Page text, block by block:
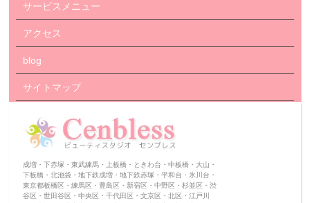
サービスメニュー
アクセス
blog
サイトマップ
成増・下赤塚・東武練馬・上板橋・ときわ台・中板橋・大山・
下板橋・北池袋・地下鉄成増・地下鉄赤塚・平和台・氷川台・
東京都板橋区・練馬区・豊島区・新宿区・中野区・杉並区・渋
谷区・世田谷区・中央区・千代田区・文京区・北区・江戸川